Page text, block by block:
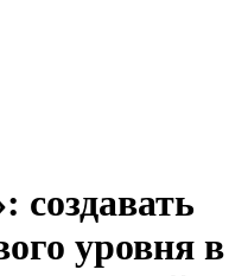
создавать
уровня в